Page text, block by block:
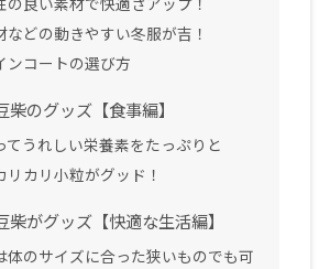
などの動きやすい冬服が吉！
ンコートの選び方
柴のグッズ【食事編】
てうれしい栄養素をたっぷりと
リカリ小粒がグッド！
柴がグッズ【快適な生活編】
体のサイズに合った狭いものでも可